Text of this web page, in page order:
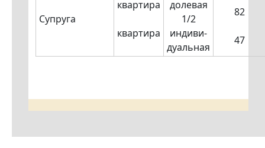
Супруга
квартира
квартира
долевая
1/2
индиви-
дуальная
82
47